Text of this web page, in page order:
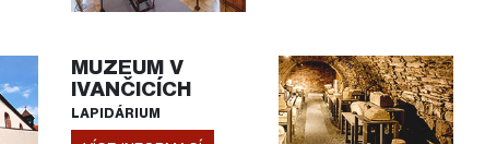
MUZEUM V
IVANČICÍCH
LAPIDÁRIUM